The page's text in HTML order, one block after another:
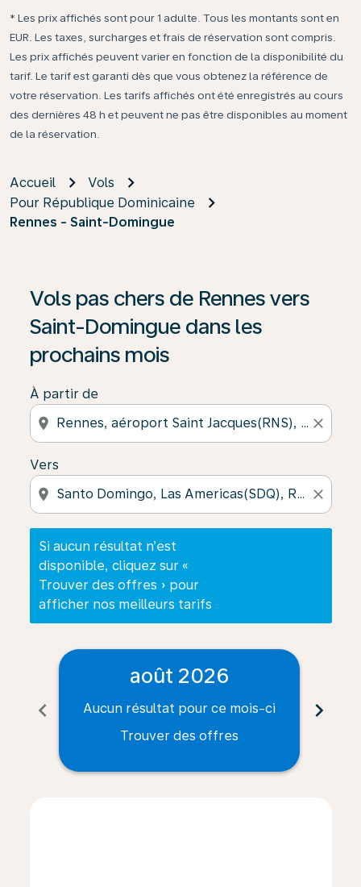
* Les prix affichés sont pour 1 adulte. Tous les montants sont en
EUR. Les taxes, surcharges et frais de réservation sont compris.
Les prix affichés peuvent varier en fonction de la disponibilité du
tarif. Le tarif est garanti dès que vous obtenez la référence de
votre réservation. Les tarifs affichés ont été enregistrés au cours
des dernières 48 h et peuvent ne pas être disponibles au moment
de la réservation.
Accueil
Vols
Pour République Dominicaine
Rennes - Saint-Domingue
Vols pas chers de Rennes vers
Saint-Domingue dans les
prochains mois
À partir de
location_on close
Vers
location_on close
Si aucun résultat n’est
disponible, cliquez sur «
Trouver des offres » pour
afficher nos meilleurs tarifs
Si aucun résultat n’est disponible, cliquez sur «
chevron_left
août 2026
Aucun résultat pour ce mois-ci
Trouver des offres
chevron_right